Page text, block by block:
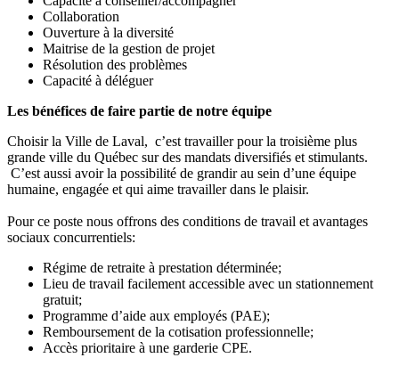
Collaboration
Ouverture à la diversité
Maitrise de la gestion de projet
Résolution des problèmes
Capacité à déléguer
Les bénéfices de faire partie de notre équipe
Choisir la Ville de Laval, c’est travailler pour la troisième plus
grande ville du Québec sur des mandats diversifiés et stimulants.
C’est aussi avoir la possibilité de grandir au sein d’une équipe
humaine, engagée et qui aime travailler dans le plaisir.
Pour ce poste nous offrons des conditions de travail et avantages
sociaux concurrentiels:
Régime de retraite à prestation déterminée;
Lieu de travail facilement accessible avec un stationnement
gratuit;
Programme d’aide aux employés (PAE);
Remboursement de la cotisation professionnelle;
Accès prioritaire à une garderie CPE.